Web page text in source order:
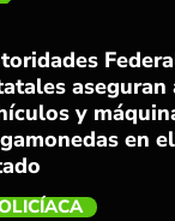
aseguran
y
en